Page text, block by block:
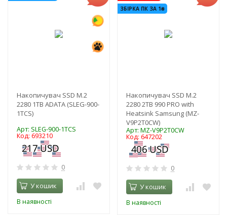
Накопичувач SSD M.2
2280 1TB ADATA (SLEG-900-
1TCS)
Арт: SLEG-900-1TCS
Код: 693210
0
У кошик
В наявності
ЗБІРКА ПК ЗА 1₴
Накопичувач SSD M.2
2280 2TB 990 PRO with
Heatsink Samsung (MZ-
V9P2T0CW)
Арт: MZ-V9P2T0CW
Код: 647202
0
У кошик
В наявності